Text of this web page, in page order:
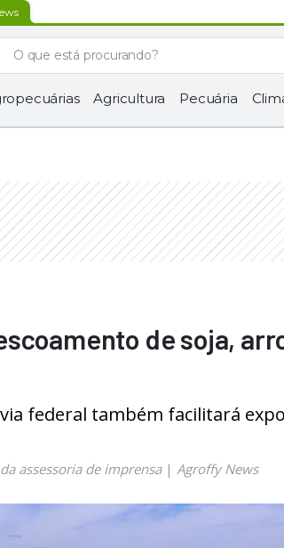
Agricultura Pecuária
de soja,
federal também facilitará
assessoria de imprensa| Agroffy News